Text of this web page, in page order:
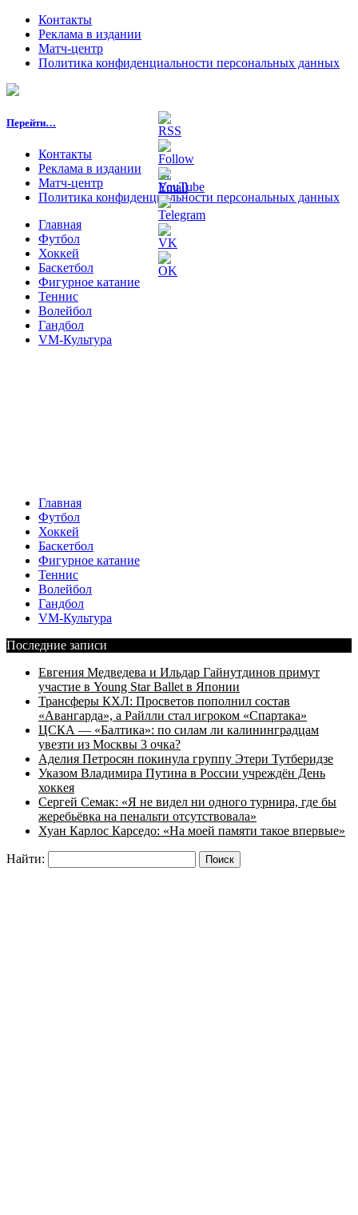
Контакты
Реклама в издании
Матч-центр
Политика конфиденциальности персональных данных
Перейти…
Контакты
Реклама в издании
Матч-центр
Политика конфиденциальности персональных данных
Главная
Футбол
Хоккей
Баскетбол
Фигурное катание
Теннис
Волейбол
Гандбол
VM-Культура
Главная
Футбол
Хоккей
Баскетбол
Фигурное катание
Теннис
Волейбол
Гандбол
VM-Культура
Последние записи
Евгения Медведева и Ильдар Гайнутдинов примут
участие в Young Star Ballet в Японии
Трансферы КХЛ: Просветов пополнил состав
«Авангарда», а Райлли стал игроком «Спартака»
ЦСКА — «Балтика»: по силам ли калининградцам
увезти из Москвы 3 очка?
Аделия Петросян покинула группу Этери Тутберидзе
Указом Владимира Путина в России учреждён День
хоккея
Сергей Семак: «Я не видел ни одного турнира, где бы
жеребьёвка на пенальти отсутствовала»
Хуан Карлос Карседо: «На моей памяти такое впервые»
Найти: